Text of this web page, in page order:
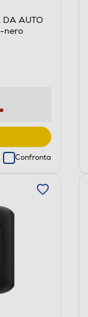
DA AUTO
nero
Confronta